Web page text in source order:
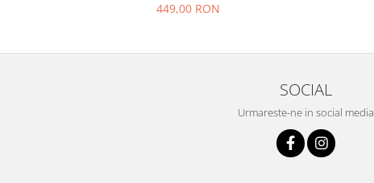
449,00 RON
SOCIAL
Urmareste-ne in social media